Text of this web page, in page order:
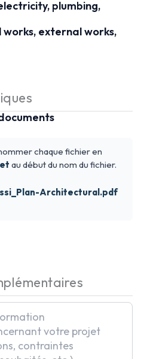
plumbing,
external works,
chaque fichier en
au début du nom du fichier.
Architectural.pdf